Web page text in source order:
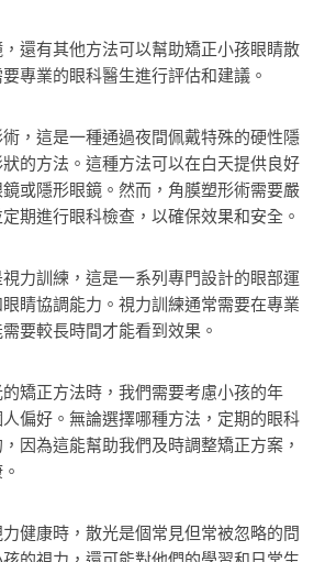
還有其他方法可以幫助矯正小孩眼睛散
專業的眼科醫生進行評估和建議。
，這是一種通過夜間佩戴特殊的硬性隱
的方法。這種方法可以在白天提供良好
或隱形眼鏡。然而，角膜塑形術需要嚴
期進行眼科檢查，以確保效果和安全。
力訓練，這是一系列專門設計的眼部運
睛協調能力。視力訓練通常需要在專業
要較長時間才能看到效果。
矯正方法時，我們需要考慮小孩的年
偏好。無論選擇哪種方法，定期的眼科
因為這能幫助我們及時調整矯正方案，
健康時，散光是個常見但常被忽略的問